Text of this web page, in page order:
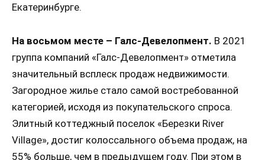
Екатеринбурге.
На восьмом месте – Галс-Девелопмент. В 2021
группа компаний «Галс-Девелопмент» отметила
значительный всплеск продаж недвижимости.
Загородное жилье стало самой востребованной
категорией, исходя из покупательского спроса.
Элитный коттеджный поселок «Березки River
Village», достиг колоссального объема продаж, на
55% больше, чем в предыдущем году. При этом в